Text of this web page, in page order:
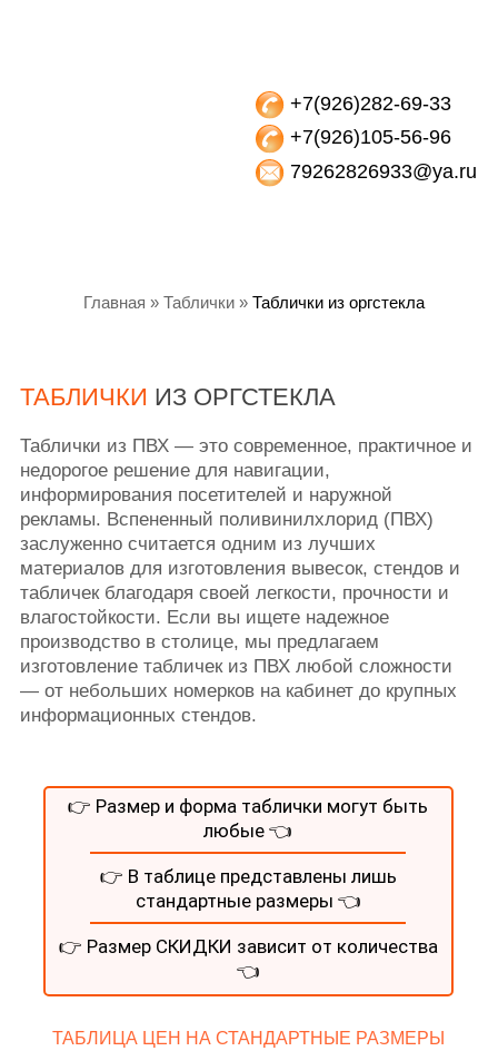
+7(926)282-69-33
+7(926)105-56-96
79262826933@ya.ru
Главная » Таблички » Таблички из оргстекла
ТАБЛИЧКИ ИЗ ОРГСТЕКЛА
Таблички из ПВХ — это современное, практичное и
недорогое решение для навигации,
информирования посетителей и наружной
рекламы. Вспененный поливинилхлорид (ПВХ)
заслуженно считается одним из лучших
материалов для изготовления вывесок, стендов и
табличек благодаря своей легкости, прочности и
влагостойкости. Если вы ищете надежное
производство в столице, мы предлагаем
изготовление табличек из ПВХ любой сложности
— от небольших номерков на кабинет до крупных
информационных стендов.
👉 Размер и форма таблички могут быть
любые 👈
👉 В таблице представлены лишь
стандартные размеры 👈
👉 Размер СКИДКИ зависит от количества
👈
ТАБЛИЦА ЦЕН НА СТАНДАРТНЫЕ РАЗМЕРЫ